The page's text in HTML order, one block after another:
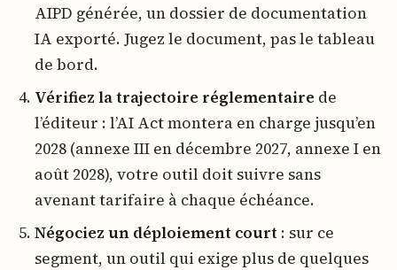
AIPD générée, un dossier de documentation
IA exporté. Jugez le document, pas le tableau
de bord.
Vérifiez la trajectoire réglementaire de
l’éditeur : l’AI Act montera en charge jusqu’en
2028 (annexe III en décembre 2027, annexe I en
août 2028), votre outil doit suivre sans
avenant tarifaire à chaque échéance.
Négociez un déploiement court : sur ce
segment, un outil qui exige plus de quelques